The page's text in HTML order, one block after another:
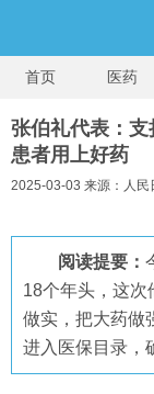
首页 医药
张伯礼代表：
患者用上好药
2025-03-03 来源：人民
阅读提要：
18个年头，这次
做实，把大药做
进入医保目录，